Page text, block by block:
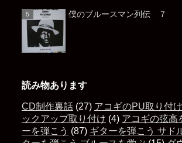
僕のブルースマン列伝 ７
読み物あります
CD制作裏話(27) アコギのPU取り付
ックアップ取り付け (4) アコギの弦高
ーを弾こう (87) ギターを弾こう サド